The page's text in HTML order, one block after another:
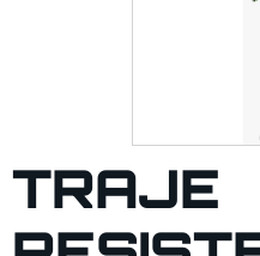
TRAJE